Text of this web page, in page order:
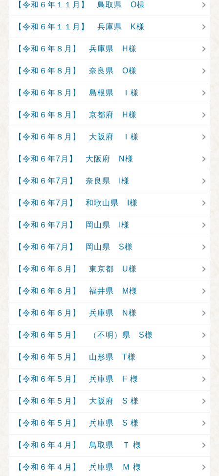
【令和６年１１月】 鳥取県 O様
【令和６年１１月】 兵庫県 K様
【令和６年８月】 兵庫県 H様
【令和６年８月】 奈良県 O様
【令和６年８月】 島根県 Ｉ様
【令和６年８月】 京都府 H様
【令和６年８月】 大阪府 Ｉ様
【令和６年7月】 大阪府 N様
【令和６年7月】 奈良県 I様
【令和６年7月】 和歌山県 I様
【令和６年7月】 岡山県 I様
【令和６年7月】 岡山県 S様
【令和６年６月】 東京都 U様
【令和６年６月】 福井県 M様
【令和６年６月】 兵庫県 N様
【令和６年５月】 （不明）県 S様
【令和６年５月】 山形県 T様
【令和６年５月】 兵庫県 F 様
【令和６年５月】 大阪府 S 様
【令和６年５月】 兵庫県 S 様
【令和６年４月】 鳥取県 Ｔ 様
【令和６年４月】 兵庫県 Ｍ 様